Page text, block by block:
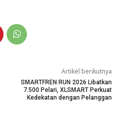
Artikel berikutnya
SMARTFREN RUN 2026 Libatkan
7.500 Pelari, XLSMART Perkuat
Kedekatan dengan Pelanggan